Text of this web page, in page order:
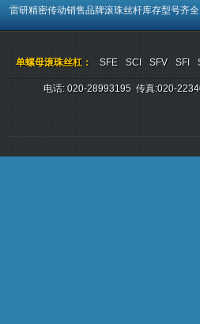
雷研精密传动销售品牌滚珠丝杆库存型号齐
单螺母滚珠丝杠： SFE SCI SFV SFI
电话: 020-28993195 传真:020-